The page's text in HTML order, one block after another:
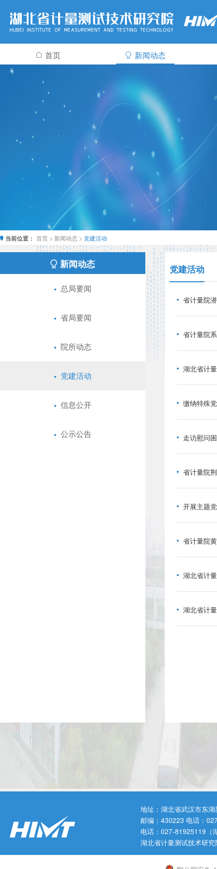
首页 新闻动态
当前位置： 首页 > 新闻动态 > 党建活动
新闻动态
总局要闻
省局要闻
院所动态
党建活动
信息公开
公示公告
党建活动
省计量院
省计量院
湖北省计
缴纳特殊
走访慰问
省计量院
开展主题
省计量院
湖北省计
湖北省计
地址：湖北省武汉市东
邮编：430223 电话：
电话：027-81925119（
湖北省计量测试技术研